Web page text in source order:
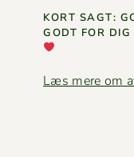
KORT SAGT:
GODT FOR
Læs mere om